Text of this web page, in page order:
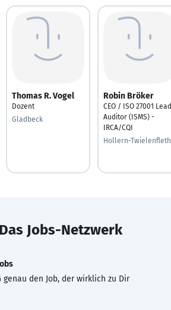
Thomas R. Vogel
Dozent
Gladbeck
Robin Bröker
CEO / ISO 27001 Lead
Auditor (ISMS) -
IRCA/CQI
Hollern-Twielenfleth
Jobs-Netzwerk
genau den Job, der wirklich zu Dir